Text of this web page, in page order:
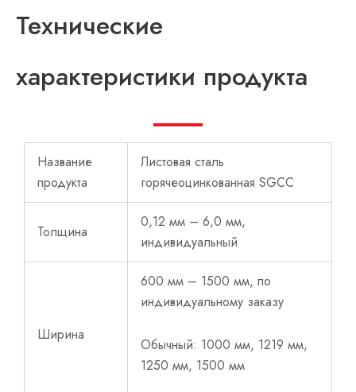
Технические
характеристики продукта
Название
продукта
Листовая сталь
горячеоцинкованная SGCC
Толщина
0,12 мм – 6,0 мм,
индивидуальный
Ширина
600 мм – 1500 мм, по
индивидуальному заказу
Обычный: 1000 мм, 1219 мм,
1250 мм, 1500 мм